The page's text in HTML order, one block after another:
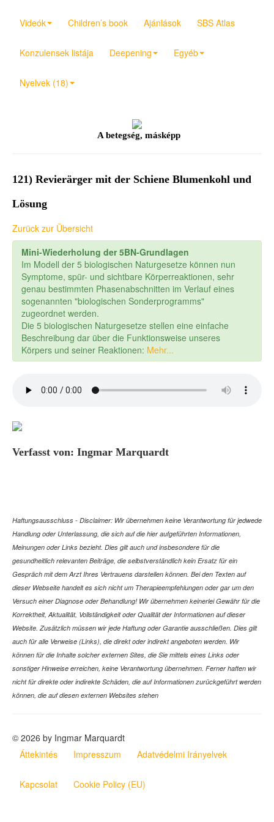
Videók Children’s book Ajánlások SBS Atlas
Konzulensek listája Deepening Egyéb
Nyelvek (18)
A betegség, másképp
121) Revierärger mit der Schiene Blumenkohl und
Lösung
Zurück zur Übersicht
Mini-Wiederholung der 5BN-Grundlagen
Im Modell der 5 biologischen Naturgesetze können nun
Symptome, spür- und sichtbare Körperreaktionen, sehr
genau bestimmten Phasenabschnitten im Verlauf eines
sogenannten "biologischen Sonderprogramms"
zugeordnet werden.
Die 5 biologischen Naturgesetze stellen eine einfache
Beschreibung dar über die Funktionsweise unseres
Körpers und seiner Reaktionen: Mehr...
Verfasst von: Ingmar Marquardt
Haftungsausschluss - Disclaimer: Wir übernehmen keine Verantwortung für jedwede
Handlung oder Unterlassung, die sich auf die hier aufgeführten Informationen,
Meinungen oder Links bezieht. Dies gilt auch und insbesondere für die
gesundheitlich relevanten Beiträge, die selbstverständlich kein Ersatz für ein
Gespräch mit dem Arzt Ihres Vertrauens darstellen können. Bei den Texten auf
dieser Webseite handelt es sich nicht um Therapieempfehlungen oder gar um den
Versuch einer Diagnose oder Behandlung! Wir übernehmen keinerlei Gewähr für die
Korrektheit, Aktualität, Vollständigkeit oder Qualität der Informationen auf dieser
Website. Zusätzlich müssen wir jede Haftung oder Garantie ausschließen. Dies gilt
auch für alle Verweise (Links), die direkt oder indirekt angeboten werden. Wir
können für die Inhalte solcher externen Sites, die Sie mittels eines Links oder
sonstiger Hinweise erreichen, keine Verantwortung übernehmen. Ferner haften wir
nicht für direkte oder indirekte Schäden, die auf Informationen zurückgeführt werden
können, die auf diesen externen Websites stehen
© 2026 by Ingmar Marquardt
Áttekintés
Impresszum Adatvédelmi Irányelvek
Kapcsolat Cookie Policy (EU)